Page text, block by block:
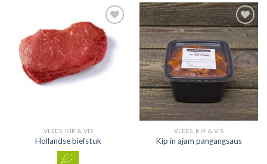
Zet in
mijn
favorieten
VLEES, KIP & VIS
Hollandse biefstuk
Zet in
favorieten
VLEES, KIP & VIS
Kip in ajam pangangsaus